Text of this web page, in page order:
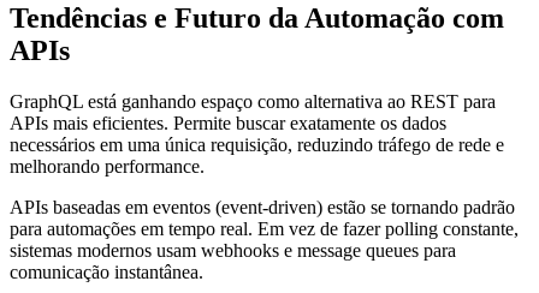
Tendências e Futuro da Automação com
APIs
GraphQL está ganhando espaço como alternativa ao REST para
APIs mais eficientes. Permite buscar exatamente os dados
necessários em uma única requisição, reduzindo tráfego de rede e
melhorando performance.
APIs baseadas em eventos (event-driven) estão se tornando padrão
para automações em tempo real. Em vez de fazer polling constante,
sistemas modernos usam webhooks e message queues para
comunicação instantânea.